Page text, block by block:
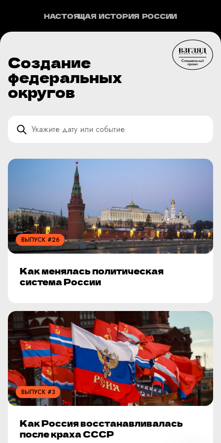
НАСТОЯЩАЯ ИСТОРИЯ РОССИИ
Создание
федеральных
округов
ВЫПУСК #26
Как менялась политическая
система России
ВЫПУСК #3
Как Россия восстанавливалась
после краха СССР